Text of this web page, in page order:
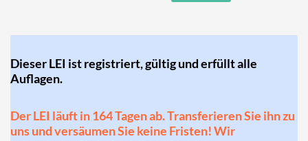
Dieser LEI ist registriert, gültig und erfüllt alle
Auflagen.
Der LEI läuft in 164 Tagen ab. Transferieren Sie ihn zu
uns und versäumen Sie keine Fristen! Wir